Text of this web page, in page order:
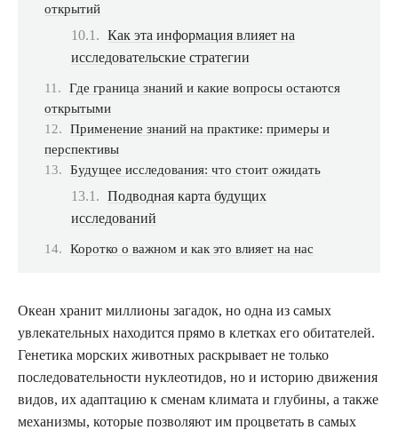
открытий
Как эта информация влияет на
исследовательские стратегии
Где граница знаний и какие вопросы остаются
открытыми
Применение знаний на практике: примеры и
перспективы
Будущее исследования: что стоит ожидать
Подводная карта будущих
исследований
Коротко о важном и как это влияет на нас
Океан хранит миллионы загадок, но одна из самых
увлекательных находится прямо в клетках его обитателей.
Генетика морских животных раскрывает не только
последовательности нуклеотидов, но и историю движения
видов, их адаптацию к сменам климата и глубины, а также
механизмы, которые позволяют им процветать в самых